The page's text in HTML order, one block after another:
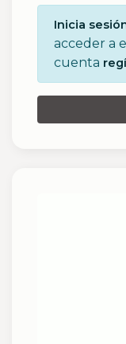
Inicia
acceder a
cuenta